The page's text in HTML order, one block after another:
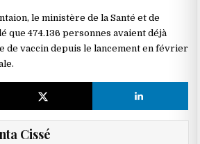
le ministère de la Santé et de
que 474.136 personnes avaient déjà
de vaccin depuis le lancement en février
Cissé